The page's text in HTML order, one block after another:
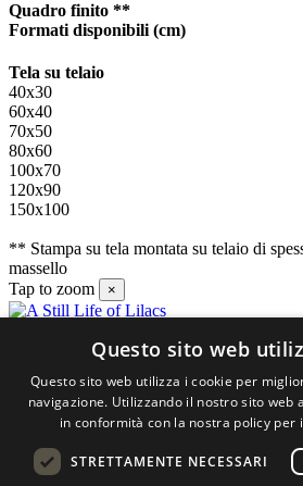
Quadro finito **
Formati disponibili (cm)
Tela su telaio
40x30
60x40
70x50
80x60
100x70
120x90
150x100
** Stampa su tela montata su telaio di
massello
Tap to zoom
×
SELECTED ARTWORKS srl
Piazzale Cuoco, 4 - 20137 Milano
Questo sito web
Questo sito web utilizza i cookie per
navigazione. Utilizzando il nostro sito web
in conformità con la nostra policy per
STRETTAMENTE NECESSARI